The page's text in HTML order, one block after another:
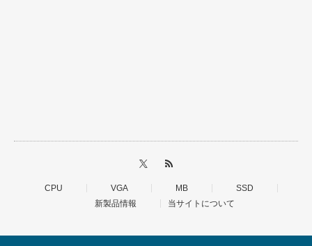
CPU VGA MB
SSD
新製品情報
当サイトについて